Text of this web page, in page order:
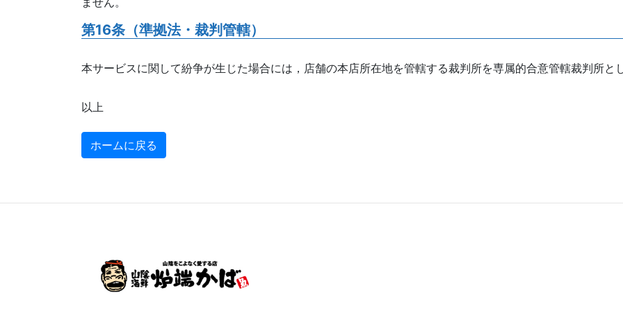
第16条（準拠法・裁判管轄）
本サービスに関して紛争が生じた場合には，店舗の本店所在地を管轄する裁判所を専属的合意管轄裁判所と
以上
ホームに戻る